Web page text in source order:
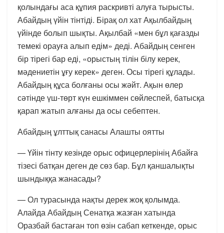
қолындағы аса құпия раскривті алуға тырысты.
Абайдың үйін тінтіді. Бірақ ол хат Ақылбайдың
үйінде болып шықты. Ақылбай «мен бұл қағазды
темекі орауға алып едім» деді. Абайдың сенген
бір тірегі бар еді, «орыстың тілін білу керек,
мәдениетін ұғу керек» деген. Осы тірегі құлады.
Абайдың құса болғаны осы жәйт. Ақын өлер
сәтінде үш-төрт күн ешкіммен сөйлеспей, батысқа
қарап жатып алғаны да осы себептен.
Абайдың ұлттық санасы Алашты оятты
— Үйін тінту кезінде орыс офицерлерінің Абайға
тізесі батқан деген де сөз бар. Бұл қаншалықты
шындыққа жанасады?
— Ол турасында нақты дерек жоқ қолымда.
Алайда Абайдың Сенатқа жазған хатында
Оразбай бастаған топ өзін сабап кеткенде, орыс